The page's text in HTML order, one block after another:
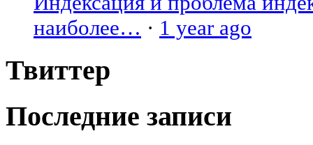
наиболее… · 1 year ago
Твиттер
Последние записи